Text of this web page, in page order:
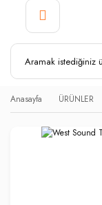
Anasayfa ÜRÜNLER